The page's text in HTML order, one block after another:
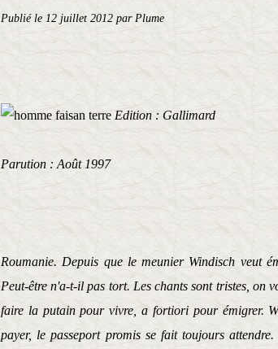
Publié le 12 juillet 2012 par Plume
Edition : Gallimard
Parution : Août 1997
Roumanie. Depuis que le meunier Windisch veut
Peut-être n'a-t-il pas tort. Les chants sont tristes, on
faire la putain pour vivre, a fortiori pour émigrer.
payer, le passeport promis se fait toujours